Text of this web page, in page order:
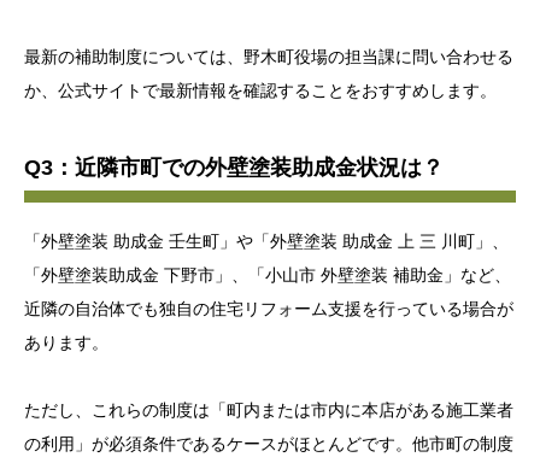
最新の補助制度については、野木町役場の担当課に問い合わせる
か、公式サイトで最新情報を確認することをおすすめします。
Q3：近隣市町での外壁塗装助成金状況は？
「外壁塗装 助成金 壬生町」や「外壁塗装 助成金 上 三 川町」、
「外壁塗装助成金 下野市」、「小山市 外壁塗装 補助金」など、
近隣の自治体でも独自の住宅リフォーム支援を行っている場合が
あります。
ただし、これらの制度は「町内または市内に本店がある施工業者
の利用」が必須条件であるケースがほとんどです。他市町の制度